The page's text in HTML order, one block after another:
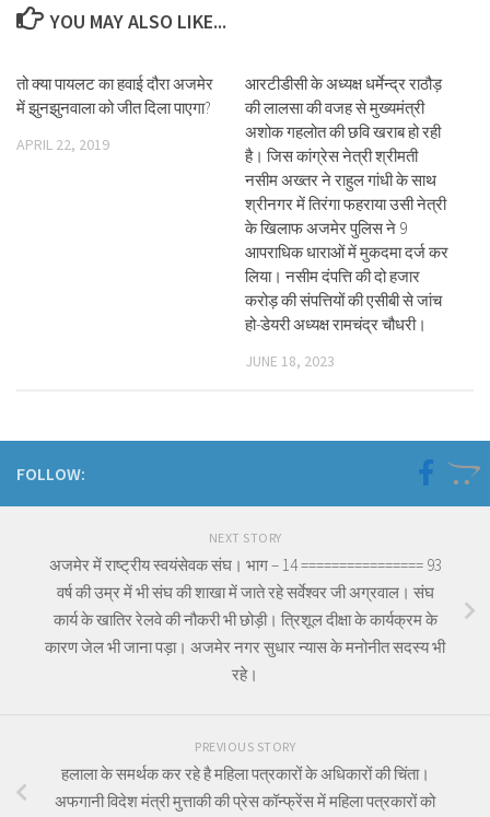
YOU MAY ALSO LIKE...
तो क्या पायलट का हवाई दौरा अजमेर
में झुनझुनवाला को जीत दिला पाएगा?
APRIL 22, 2019
आरटीडीसी के अध्यक्ष धर्मेन्द्र राठौड़
की लालसा की वजह से मुख्यमंत्री
अशोक गहलोत की छवि खराब हो रही
है। जिस कांग्रेस नेत्री श्रीमती
नसीम अख्तर ने राहुल गांधी के साथ
श्रीनगर में तिरंगा फहराया उसी नेत्री
के खिलाफ अजमेर पुलिस ने 9
आपराधिक धाराओं में मुकदमा दर्ज कर
लिया। नसीम दंपत्ति की दो हजार
करोड़ की संपत्तियों की एसीबी से जांच
हो-डेयरी अध्यक्ष रामचंद्र चौधरी।
JUNE 18, 2023
FOLLOW:
NEXT STORY
अजमेर में राष्ट्रीय स्वयंसेवक संघ। भाग – 14 ================ 93
वर्ष की उम्र में भी संघ की शाखा में जाते रहे सर्वेश्वर जी अग्रवाल। संघ
कार्य के खातिर रेलवे की नौकरी भी छोड़ी। त्रिशूल दीक्षा के कार्यक्रम के
कारण जेल भी जाना पड़ा। अजमेर नगर सुधार न्यास के मनोनीत सदस्य भी
रहे।
PREVIOUS STORY
हलाला के समर्थक कर रहे है महिला पत्रकारों के अधिकारों की चिंता।
अफगानी विदेश मंत्री मुत्ताकी की प्रेस कॉन्फ्रेंस में महिला पत्रकारों को